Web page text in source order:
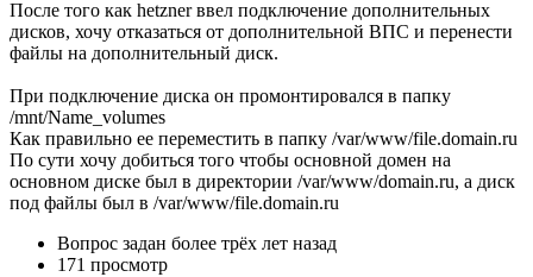
После того как hetzner ввел подключение дополнительных
дисков, хочу отказаться от дополнительной ВПС и перенести
файлы на дополнительный диск.
При подключение диска он промонтировался в папку
/mnt/Name_volumes
Как правильно ее переместить в папку /var/www/file.domain.ru
По сути хочу добиться того чтобы основной домен на
основном диске был в директории /var/www/domain.ru, а диск
под файлы был в /var/www/file.domain.ru
Вопрос задан более трёх лет назад
171 просмотр